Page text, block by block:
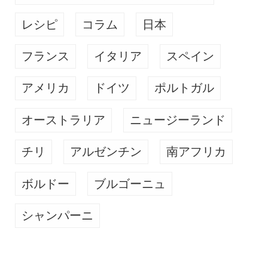
レシピ コラム 日本
フランス イタリア スペイン
アメリカ ドイツ ポルトガル
オーストラリア ニュージーランド
チリ アルゼンチン 南アフリカ
ボルドー ブルゴーニュ
シャンパーニ